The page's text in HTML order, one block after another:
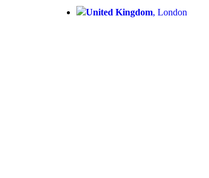
United Kingdom, London